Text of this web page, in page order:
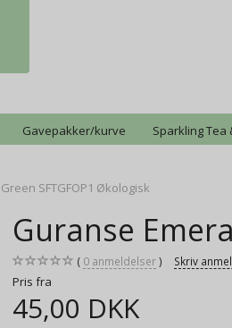
Gavepakker/kurve Sparkling Tea
SFTGFOP1 Økologisk
Guranse
0 anmeldelser Skriv
Pris fra
45,00 DKK